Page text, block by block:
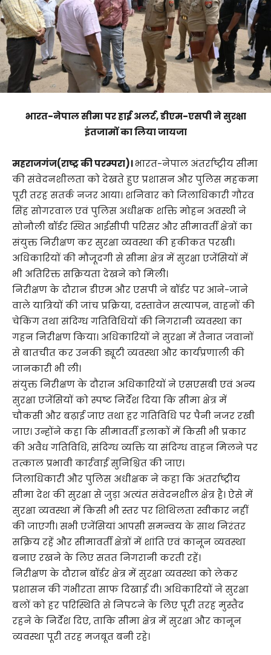
भारत-नेपाल सीमा पर हाई अलर्ट, डीएम-एसपी ने सुरक्षा
इंतजामों का लिया जायजा
महराजगंज(राष्ट्र की परम्परा)।भारत-नेपाल अंतर्राष्ट्रीय सीमा
की संवेदनशीलता को देखते हुए प्रशासन और पुलिस महकमा
पूरी तरह सतर्क नजर आया। शनिवार को जिलाधिकारी गौरव
सिंह सोगरवाल एवं पुलिस अधीक्षक शक्ति मोहन अवस्थी ने
सोनौली बॉर्डर स्थित आईसीपी परिसर और सीमावर्ती क्षेत्रों का
संयुक्त निरीक्षण कर सुरक्षा व्यवस्था की हकीकत परखी।
अधिकारियों की मौजूदगी से सीमा क्षेत्र में सुरक्षा एजेंसियों में
भी अतिरिक्त सक्रियता देखने को मिली।
निरीक्षण के दौरान डीएम और एसपी ने बॉर्डर पर आने-जाने
वाले यात्रियों की जांच प्रक्रिया, दस्तावेज सत्यापन, वाहनों की
चेकिंग तथा संदिग्ध गतिविधियों की निगरानी व्यवस्था का
गहन निरीक्षण किया। अधिकारियों ने सुरक्षा में तैनात जवानों
से बातचीत कर उनकी ड्यूटी व्यवस्था और कार्यप्रणाली की
जानकारी भी ली।
संयुक्त निरीक्षण के दौरान अधिकारियों ने एसएसबी एवं अन्य
सुरक्षा एजेंसियों को स्पष्ट निर्देश दिया कि सीमा क्षेत्र में
चौकसी और बढ़ाई जाए तथा हर गतिविधि पर पैनी नजर रखी
जाए। उन्होंने कहा कि सीमावर्ती इलाकों में किसी भी प्रकार
की अवैध गतिविधि, संदिग्ध व्यक्ति या संदिग्ध वाहन मिलने पर
तत्काल प्रभावी कार्रवाई सुनिश्चित की जाए।
जिलाधिकारी और पुलिस अधीक्षक ने कहा कि अंतर्राष्ट्रीय
सीमा देश की सुरक्षा से जुड़ा अत्यंत संवेदनशील क्षेत्र है। ऐसे में
सुरक्षा व्यवस्था में किसी भी स्तर पर शिथिलता स्वीकार नहीं
की जाएगी। सभी एजेंसियां आपसी समन्वय के साथ निरंतर
सक्रिय रहें और सीमावर्ती क्षेत्रों में शांति एवं कानून व्यवस्था
बनाए रखने के लिए सतत निगरानी करती रहें।
निरीक्षण के दौरान बॉर्डर क्षेत्र में सुरक्षा व्यवस्था को लेकर
प्रशासन की गंभीरता साफ दिखाई दी। अधिकारियों ने सुरक्षा
बलों को हर परिस्थिति से निपटने के लिए पूरी तरह मुस्तैद
रहने के निर्देश दिए, ताकि सीमा क्षेत्र में सुरक्षा और कानून
व्यवस्था पूरी तरह मजबूत बनी रहे।